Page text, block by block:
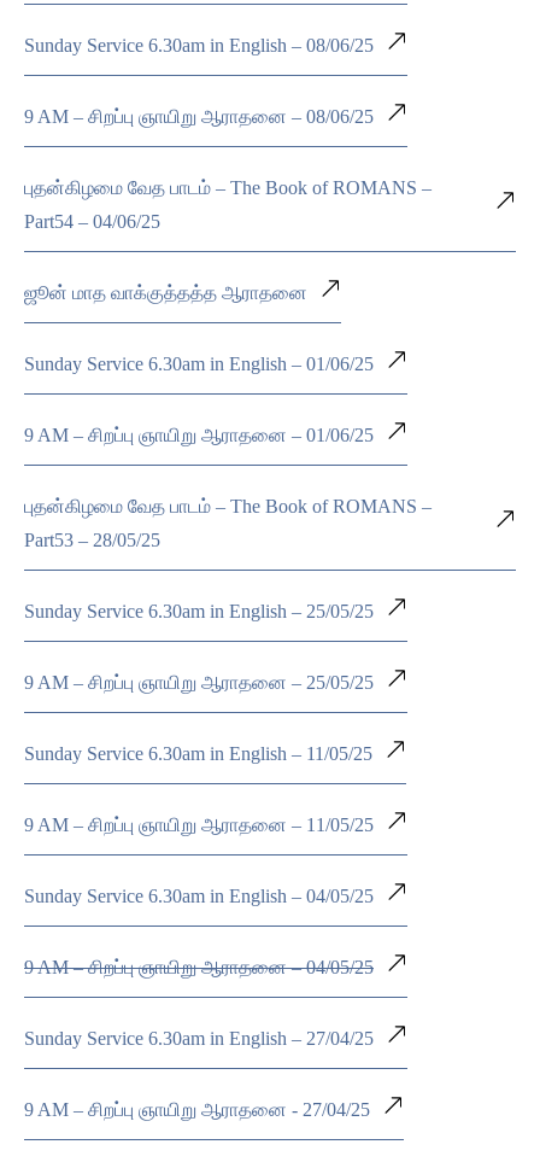
Sunday Service 6.30am in English – 08/06/25
9 AM – சிறப்பு ஞாயிறு ஆராதனை – 08/06/25
புதன்கிழமை வேத பாடம் – The Book of ROMANS –
Part54 – 04/06/25
ஜூன் மாத வாக்குத்தத்த ஆராதனை
Sunday Service 6.30am in English – 01/06/25
9 AM – சிறப்பு ஞாயிறு ஆராதனை – 01/06/25
புதன்கிழமை வேத பாடம் – The Book of ROMANS –
Part53 – 28/05/25
Sunday Service 6.30am in English – 25/05/25
9 AM – சிறப்பு ஞாயிறு ஆராதனை – 25/05/25
Sunday Service 6.30am in English – 11/05/25
9 AM – சிறப்பு ஞாயிறு ஆராதனை – 11/05/25
Sunday Service 6.30am in English – 04/05/25
9 AM – சிறப்பு ஞாயிறு ஆராதனை – 04/05/25
Sunday Service 6.30am in English – 27/04/25
9 AM – சிறப்பு ஞாயிறு ஆராதனை - 27/04/25